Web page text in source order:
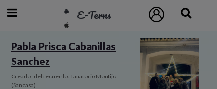
E-Terns
ESP
ENG
POR
Pabla Prisca Cabanillas
Sanchez
Creador del recuerdo: Tanatorio Montijo
(Sancasa)